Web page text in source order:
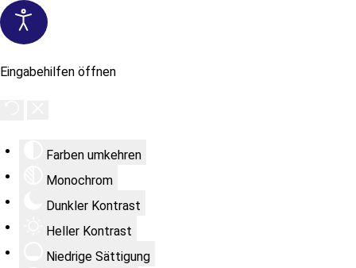
Eingabehilfen öffnen
Farben umkehren
Monochrom
Dunkler Kontrast
Heller Kontrast
Niedrige Sättigung